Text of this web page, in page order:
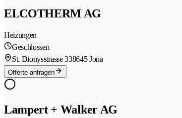
ELCOTHERM AG
Heizungen
Geschlossen
St. Dionysstrasse 338645 Jona
Offerte anfragen
Lampert + Walker AG